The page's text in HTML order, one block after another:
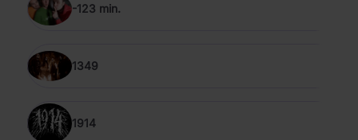
-123 min.
1349
1914